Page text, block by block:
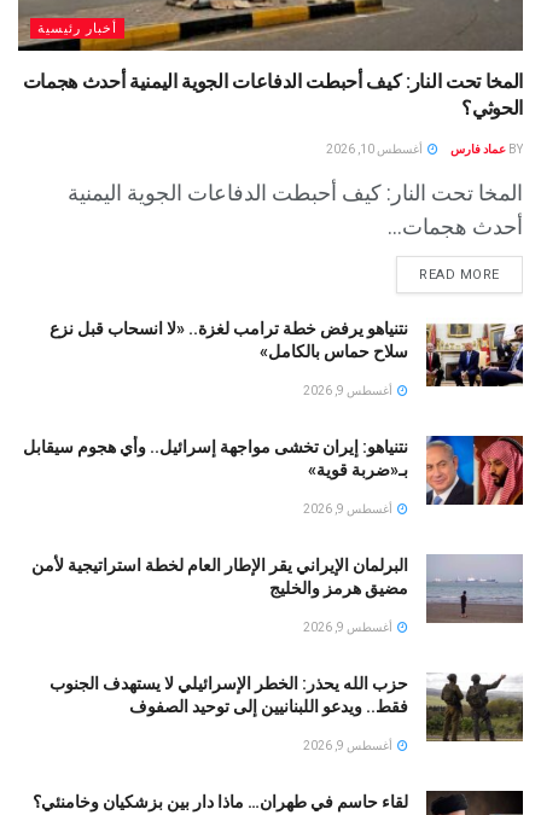
أخبار رئيسية
المخا تحت النار: كيف أحبطت الدفاعات الجوية اليمنية أحدث هجمات
الحوثي؟
BY عماد فارس أغسطس 10, 2026
المخا تحت النار: كيف أحبطت الدفاعات الجوية اليمنية
أحدث هجمات...
READ MORE
نتنياهو يرفض خطة ترامب لغزة.. «لا انسحاب قبل نزع
سلاح حماس بالكامل»
أغسطس 9, 2026
نتنياهو: إيران تخشى مواجهة إسرائيل.. وأي هجوم سيقابل
بـ«ضربة قوية»
أغسطس 9, 2026
البرلمان الإيراني يقر الإطار العام لخطة استراتيجية لأمن
مضيق هرمز والخليج
أغسطس 9, 2026
حزب الله يحذر: الخطر الإسرائيلي لا يستهدف الجنوب
فقط.. ويدعو اللبنانيين إلى توحيد الصفوف
أغسطس 9, 2026
لقاء حاسم في طهران… ماذا دار بين بزشكيان وخامنئي؟